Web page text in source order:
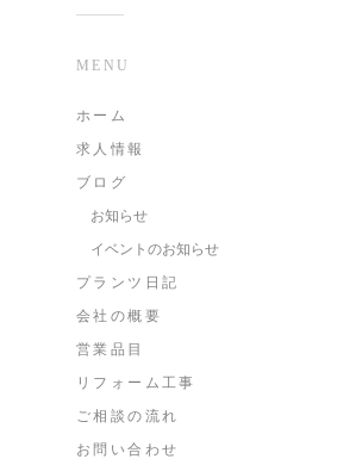
MENU
ホーム
求人情報
ブログ
お知らせ
イベントのお知らせ
プランツ日記
会社の概要
営業品目
リフォーム工事
ご相談の流れ
お問い合わせ